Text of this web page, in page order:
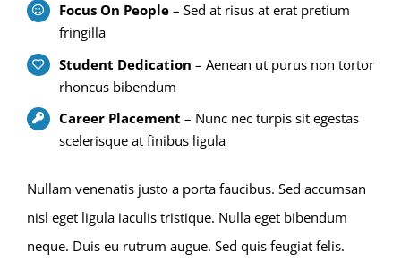
Focus On People – Sed at risus at erat pretium
fringilla
Student Dedication – Aenean ut purus non tortor
rhoncus bibendum
Career Placement – Nunc nec turpis sit egestas
scelerisque at finibus ligula
Nullam venenatis justo a porta faucibus. Sed accumsan
nisl eget ligula iaculis tristique. Nulla eget bibendum
neque. Duis eu rutrum augue. Sed quis feugiat felis.